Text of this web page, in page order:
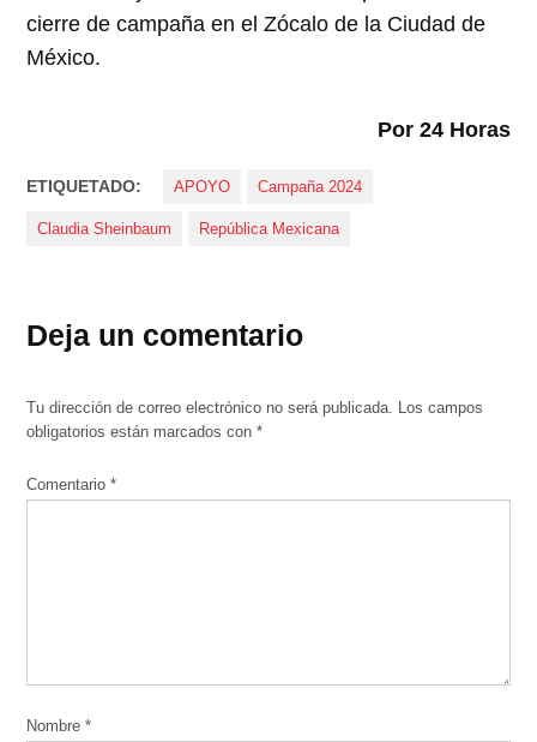
cierre de campaña en el Zócalo de la Ciudad de
México.
Por 24 Horas
ETIQUETADO: APOYO Campaña 2024
Claudia Sheinbaum República Mexicana
Deja un comentario
Tu dirección de correo electrónico no será publicada. Los campos
obligatorios están marcados con*
Comentario*
Nombre*